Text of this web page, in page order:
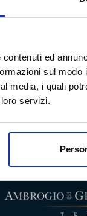
ed
sul
media, i quali
servizi.